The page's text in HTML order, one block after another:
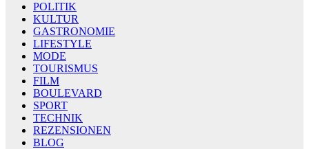
POLITIK
KULTUR
GASTRONOMIE
LIFESTYLE
MODE
TOURISMUS
FILM
BOULEVARD
SPORT
TECHNIK
REZENSIONEN
BLOG